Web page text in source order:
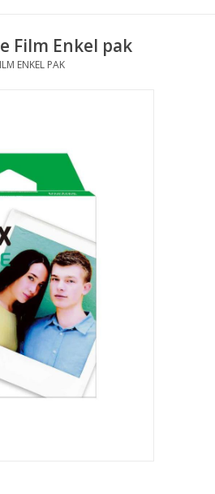
Film Enkel pak
ENKEL PAK